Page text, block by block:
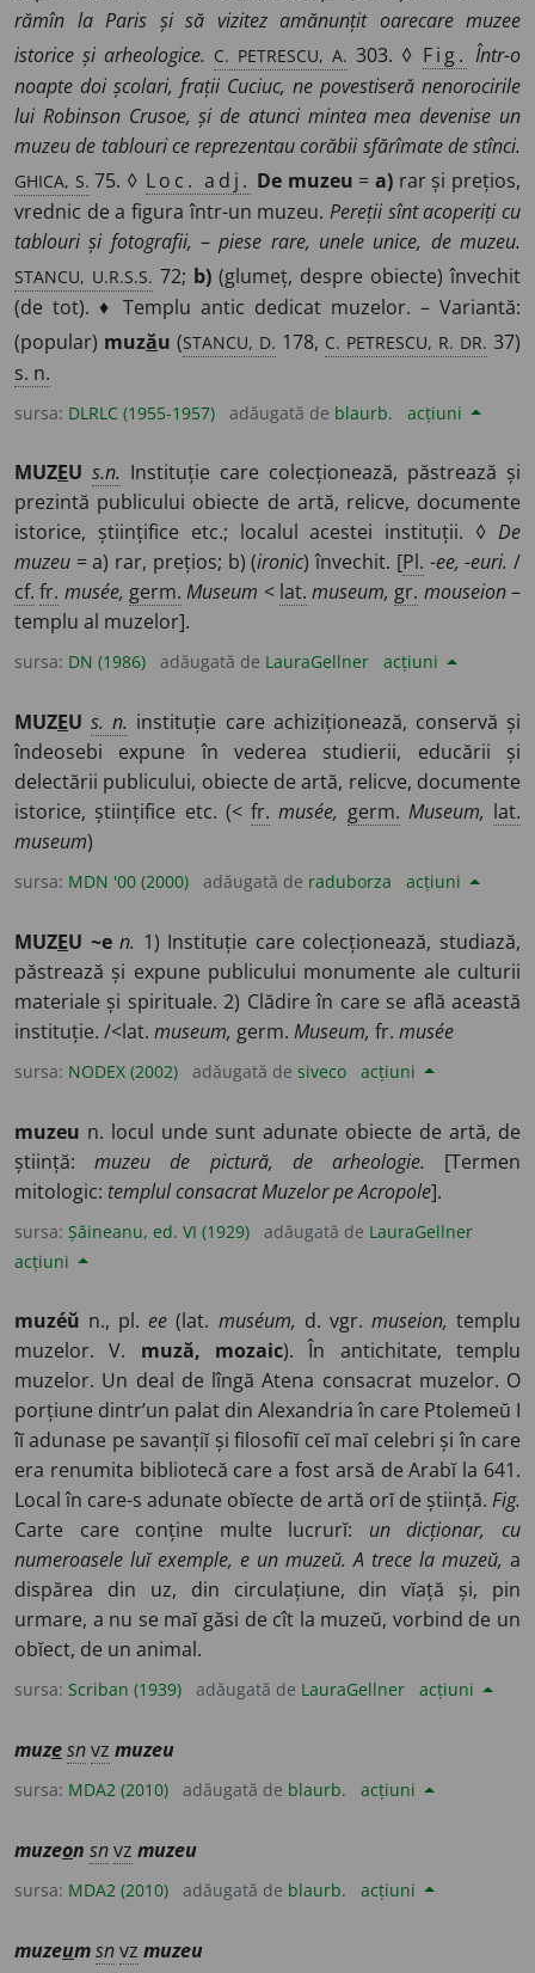
rămîn la Paris și să vizitez amănunțit oarecare muzee
istorice și arheologice. C. PETRESCU, A. 303. ◊ Fig. Într-o
noapte doi școlari, frații Cuciuc, ne povestiseră nenorocirile
lui Robinson Crusoe, și de atunci mintea mea devenise un
muzeu de tablouri ce reprezentau corăbii sfărîmate de stînci.
GHICA, S. 75. ◊ Loc. adj. De muzeu =a) rar și prețios,
vrednic de a figura într-un muzeu. Pereții sînt acoperiți cu
tablouri și fotografii, –piese rare, unele unice, de muzeu.
STANCU, U.R.S.S. 72; b) (glumeț, despre obiecte) învechit
(de tot). ♦ Templu antic dedicat muzelor. – Variantă:
(popular) muzău (STANCU, D. 178, C. PETRESCU, R. DR. 37)
s. n.
sursa: DLRLC (1955-1957) adăugată de blaurb. acțiuni
MUZEU s.n. Instituție care colecționează, păstrează și
prezintă publicului obiecte de artă, relicve, documente
istorice, științifice etc.; localul acestei instituții. ◊ De
muzeu = a) rar, prețios; b) (ironic) învechit. [Pl. -ee, -euri. /
cf. fr. musée, germ. Museum < lat. museum, gr. mouseion–
templu al muzelor].
sursa: DN (1986) adăugată de LauraGellner acțiuni
MUZEU s. n. instituție care achiziționează, conservă și
îndeosebi expune în vederea studierii, educării și
delectării publicului, obiecte de artă, relicve, documente
istorice, științifice etc. (< fr. musée, germ. Museum, lat.
museum)
sursa: MDN '00 (2000) adăugată de raduborza acțiuni
MUZEU ~e n. 1) Instituție care colecționează, studiază,
păstrează și expune publicului monumente ale culturii
materiale și spirituale. 2) Clădire în care se află această
instituție. /<lat. museum, germ. Museum, fr. musée
sursa: NODEX (2002) adăugată de siveco acțiuni
muzeu n. locul unde sunt adunate obiecte de artă, de
știință:muzeu de pictură, de arheologie. [Termen
mitologic: templul consacrat Muzelor pe Acropole].
sursa: Șăineanu, ed. VI (1929) adăugată de LauraGellner
acțiuni
muzéŭ n., pl.ee (lat. muséum, d. vgr. museion, templu
muzelor. V. muză, mozaic). În antichitate, templu
muzelor. Un deal de lîngă Atena consacrat muzelor. O
porțiune dintr’un palat din Alexandria în care Ptolemeŭ I
îĭ adunase pe savanțiĭ și filosofiĭ ceĭ maĭ celebri și în care
era renumita bibliotecă care a fost arsă de Arabĭ la 641.
Local în care-s adunate obĭecte de artă orĭ de știință. Fig.
Carte care conține multe lucrurĭ: un dicționar, cu
numeroasele luĭ exemple, e un muzeŭ. A trece la muzeŭ, a
dispărea din uz, din circulațiune, din vĭață și, pin
urmare, a nu se maĭ găsi de cît la muzeŭ, vorbind de un
obĭect, de un animal.
sursa: Scriban (1939) adăugată de LauraGellner acțiuni
muzesnvz muzeu
sursa: MDA2 (2010) adăugată de blaurb. acțiuni
muzeon snvz muzeu
sursa: MDA2 (2010) adăugată de blaurb. acțiuni
muzeumsnvz muzeu